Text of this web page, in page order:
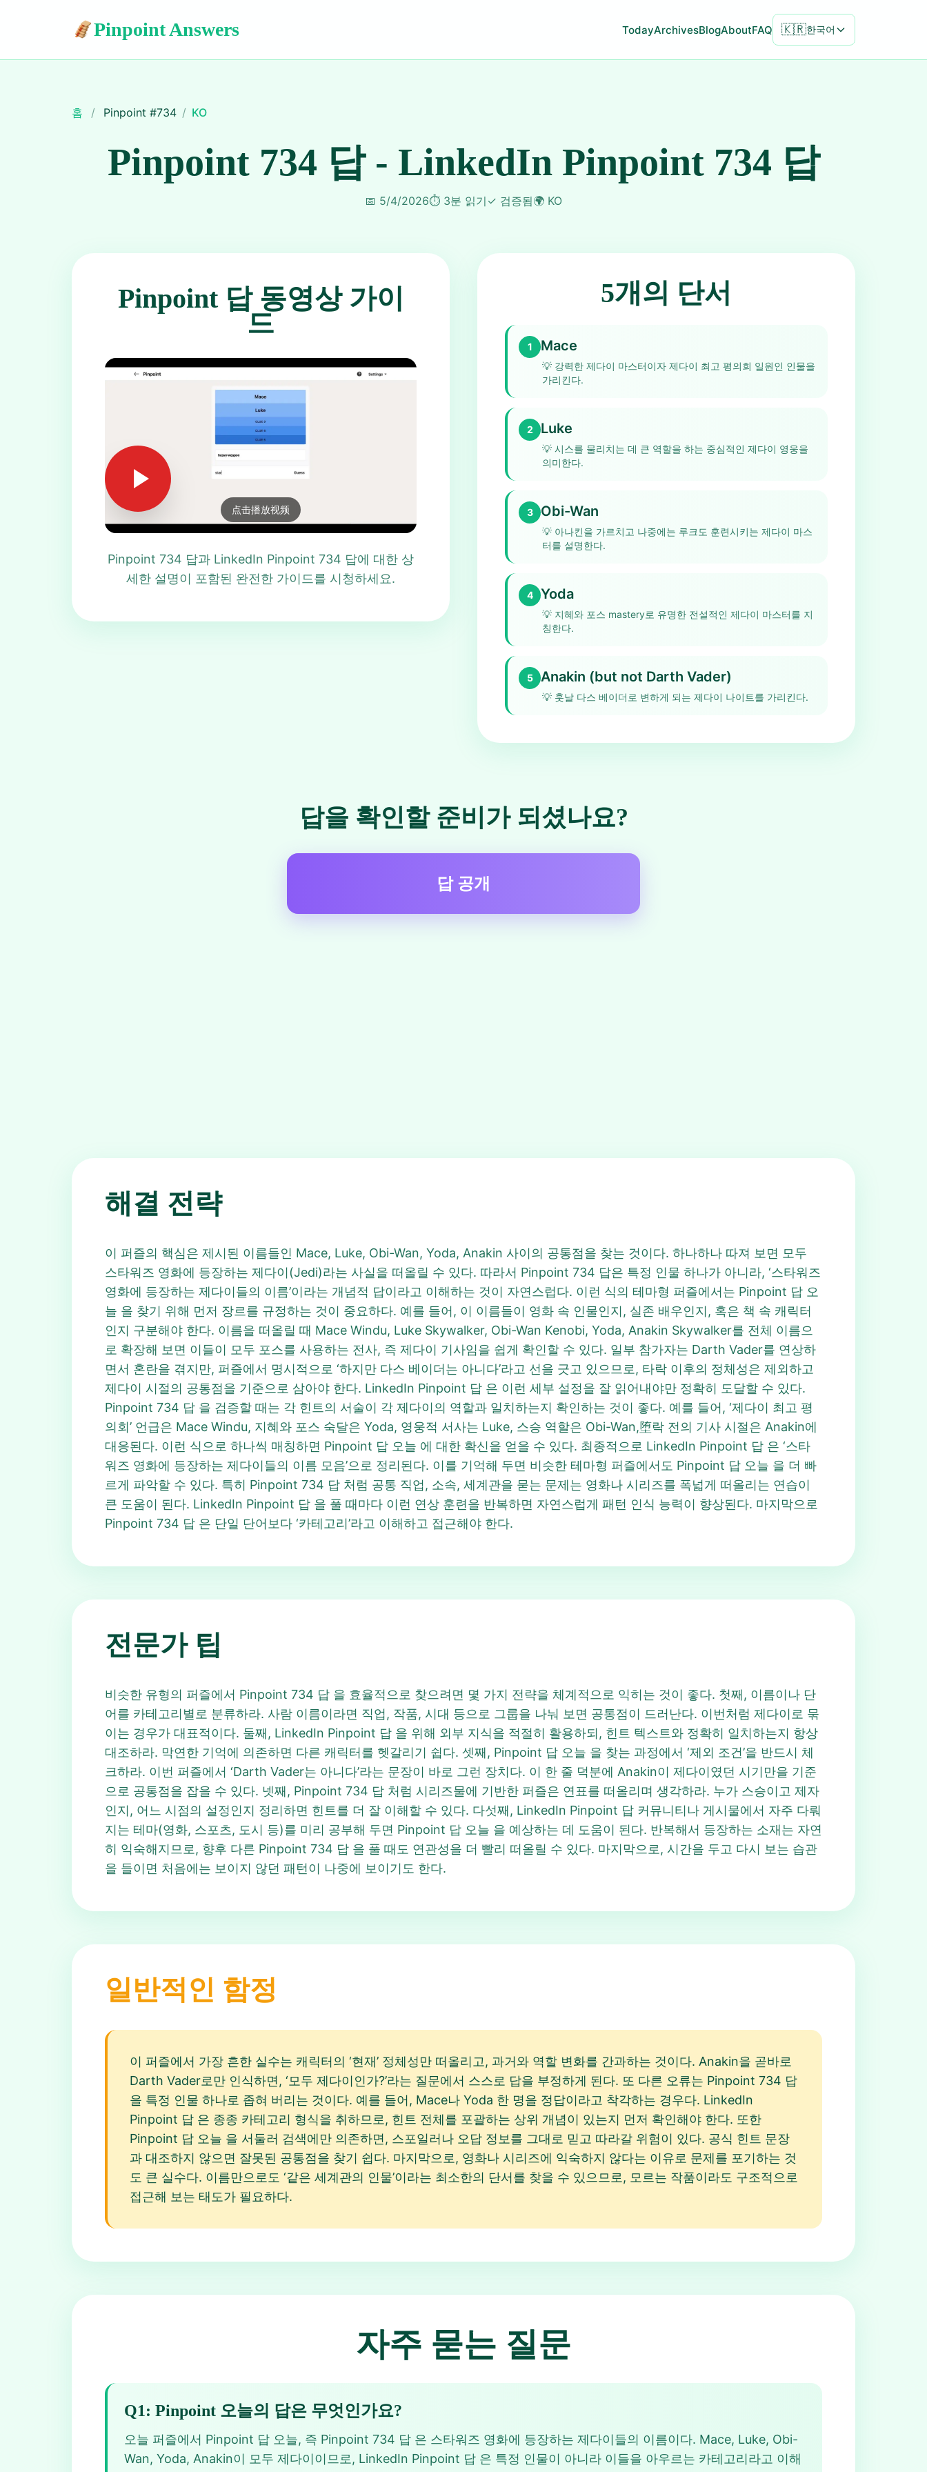
Pinpoint Answers TodayArchivesBlogAboutFAQ 🇰🇷한국어
홈 / Pinpoint #734 / KO
Pinpoint 734 답 - LinkedIn Pinpoint 734 답
📅 5/4/2026⏱️ 3분 읽기 ✓ 검증됨🌍 KO
Pinpoint 답 동영상 가이
드
点击播放视频
Pinpoint 734 답과 LinkedIn Pinpoint 734 답에 대한 상
세한 설명이 포함된 완전한 가이드를 시청하세요.
5개의 단서
1 Mace
💡 강력한 제다이 마스터이자 제다이 최고 평의회 일원인 인물을
가리킨다.
2 Luke
💡 시스를 물리치는 데 큰 역할을 하는 중심적인 제다이 영웅을
의미한다.
3 Obi-Wan
💡 아나킨을 가르치고 나중에는 루크도 훈련시키는 제다이 마스
터를 설명한다.
4 Yoda
💡 지혜와 포스 mastery로 유명한 전설적인 제다이 마스터를 지
칭한다.
5 Anakin (but not Darth Vader)
💡 훗날 다스 베이더로 변하게 되는 제다이 나이트를 가리킨다.
답을 확인할 준비가 되셨나요?
답 공개
해결 전략
이 퍼즐의 핵심은 제시된 이름들인 Mace, Luke, Obi-Wan, Yoda, Anakin 사이의 공통점을 찾는 것이다. 하나하나 따져 보면 모두
스타워즈 영화에 등장하는 제다이(Jedi)라는 사실을 떠올릴 수 있다. 따라서 Pinpoint 734 답은 특정 인물 하나가 아니라, ‘스타워즈
영화에 등장하는 제다이들의 이름’이라는 개념적 답이라고 이해하는 것이 자연스럽다. 이런 식의 테마형 퍼즐에서는 Pinpoint 답 오
늘 을 찾기 위해 먼저 장르를 규정하는 것이 중요하다. 예를 들어, 이 이름들이 영화 속 인물인지, 실존 배우인지, 혹은 책 속 캐릭터
인지 구분해야 한다. 이름을 떠올릴 때 Mace Windu, Luke Skywalker, Obi-Wan Kenobi, Yoda, Anakin Skywalker를 전체 이름으
로 확장해 보면 이들이 모두 포스를 사용하는 전사, 즉 제다이 기사임을 쉽게 확인할 수 있다. 일부 참가자는 Darth Vader를 연상하
면서 혼란을 겪지만, 퍼즐에서 명시적으로 ‘하지만 다스 베이더는 아니다’라고 선을 긋고 있으므로, 타락 이후의 정체성은 제외하고
제다이 시절의 공통점을 기준으로 삼아야 한다. LinkedIn Pinpoint 답 은 이런 세부 설정을 잘 읽어내야만 정확히 도달할 수 있다.
Pinpoint 734 답 을 검증할 때는 각 힌트의 서술이 각 제다이의 역할과 일치하는지 확인하는 것이 좋다. 예를 들어, ‘제다이 최고 평
의회’ 언급은 Mace Windu, 지혜와 포스 숙달은 Yoda, 영웅적 서사는 Luke, 스승 역할은 Obi-Wan,堕락 전의 기사 시절은 Anakin에
대응된다. 이런 식으로 하나씩 매칭하면 Pinpoint 답 오늘 에 대한 확신을 얻을 수 있다. 최종적으로 LinkedIn Pinpoint 답 은 ‘스타
워즈 영화에 등장하는 제다이들의 이름 모음’으로 정리된다. 이를 기억해 두면 비슷한 테마형 퍼즐에서도 Pinpoint 답 오늘 을 더 빠
르게 파악할 수 있다. 특히 Pinpoint 734 답 처럼 공통 직업, 소속, 세계관을 묻는 문제는 영화나 시리즈를 폭넓게 떠올리는 연습이
큰 도움이 된다. LinkedIn Pinpoint 답 을 풀 때마다 이런 연상 훈련을 반복하면 자연스럽게 패턴 인식 능력이 향상된다. 마지막으로
Pinpoint 734 답 은 단일 단어보다 ‘카테고리’라고 이해하고 접근해야 한다.
전문가 팁
비슷한 유형의 퍼즐에서 Pinpoint 734 답 을 효율적으로 찾으려면 몇 가지 전략을 체계적으로 익히는 것이 좋다. 첫째, 이름이나 단
어를 카테고리별로 분류하라. 사람 이름이라면 직업, 작품, 시대 등으로 그룹을 나눠 보면 공통점이 드러난다. 이번처럼 제다이로 묶
이는 경우가 대표적이다. 둘째, LinkedIn Pinpoint 답 을 위해 외부 지식을 적절히 활용하되, 힌트 텍스트와 정확히 일치하는지 항상
대조하라. 막연한 기억에 의존하면 다른 캐릭터를 헷갈리기 쉽다. 셋째, Pinpoint 답 오늘 을 찾는 과정에서 ‘제외 조건’을 반드시 체
크하라. 이번 퍼즐에서 ‘Darth Vader는 아니다’라는 문장이 바로 그런 장치다. 이 한 줄 덕분에 Anakin이 제다이였던 시기만을 기준
으로 공통점을 잡을 수 있다. 넷째, Pinpoint 734 답 처럼 시리즈물에 기반한 퍼즐은 연표를 떠올리며 생각하라. 누가 스승이고 제자
인지, 어느 시점의 설정인지 정리하면 힌트를 더 잘 이해할 수 있다. 다섯째, LinkedIn Pinpoint 답 커뮤니티나 게시물에서 자주 다뤄
지는 테마(영화, 스포츠, 도시 등)를 미리 공부해 두면 Pinpoint 답 오늘 을 예상하는 데 도움이 된다. 반복해서 등장하는 소재는 자연
히 익숙해지므로, 향후 다른 Pinpoint 734 답 을 풀 때도 연관성을 더 빨리 떠올릴 수 있다. 마지막으로, 시간을 두고 다시 보는 습관
을 들이면 처음에는 보이지 않던 패턴이 나중에 보이기도 한다.
일반적인 함정
이 퍼즐에서 가장 흔한 실수는 캐릭터의 ‘현재’ 정체성만 떠올리고, 과거와 역할 변화를 간과하는 것이다. Anakin을 곧바로
Darth Vader로만 인식하면, ‘모두 제다이인가?’라는 질문에서 스스로 답을 부정하게 된다. 또 다른 오류는 Pinpoint 734 답
을 특정 인물 하나로 좁혀 버리는 것이다. 예를 들어, Mace나 Yoda 한 명을 정답이라고 착각하는 경우다. LinkedIn
Pinpoint 답 은 종종 카테고리 형식을 취하므로, 힌트 전체를 포괄하는 상위 개념이 있는지 먼저 확인해야 한다. 또한
Pinpoint 답 오늘 을 서둘러 검색에만 의존하면, 스포일러나 오답 정보를 그대로 믿고 따라갈 위험이 있다. 공식 힌트 문장
과 대조하지 않으면 잘못된 공통점을 찾기 쉽다. 마지막으로, 영화나 시리즈에 익숙하지 않다는 이유로 문제를 포기하는 것
도 큰 실수다. 이름만으로도 ‘같은 세계관의 인물’이라는 최소한의 단서를 찾을 수 있으므로, 모르는 작품이라도 구조적으로
접근해 보는 태도가 필요하다.
자주 묻는 질문
Q1: Pinpoint 오늘의 답은 무엇인가요?
오늘 퍼즐에서 Pinpoint 답 오늘, 즉 Pinpoint 734 답 은 스타워즈 영화에 등장하는 제다이들의 이름이다. Mace, Luke, Obi-
Wan, Yoda, Anakin이 모두 제다이이므로, LinkedIn Pinpoint 답 은 특정 인물이 아니라 이들을 아우르는 카테고리라고 이해